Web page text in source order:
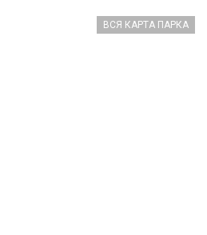
ВСЯ КАРТА ПАРКА